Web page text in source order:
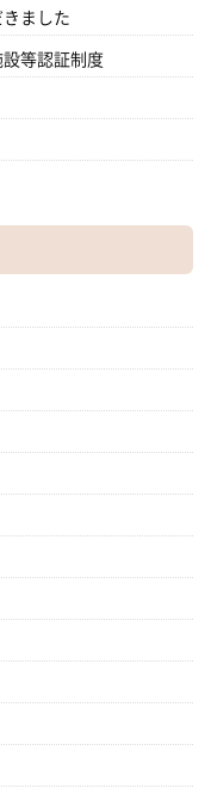
ました
等認証制度